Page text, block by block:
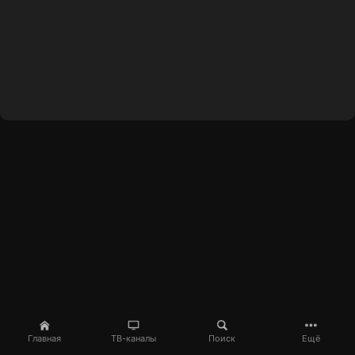
Главная ТВ-каналы Поиск Ещё